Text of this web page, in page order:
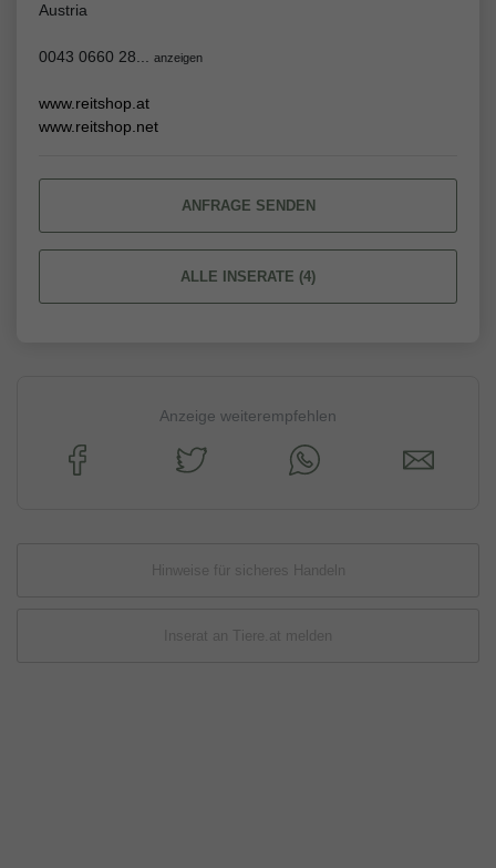
Austria
0043 0660 28... anzeigen
www.reitshop.at
www.reitshop.net
ANFRAGE SENDEN
ALLE INSERATE (4)
Anzeige weiterempfehlen
Hinweise für sicheres Handeln
Inserat an Tiere.at melden